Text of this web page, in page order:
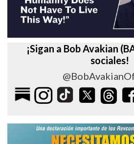
¡Sigan a Bob Avakian
sociales!